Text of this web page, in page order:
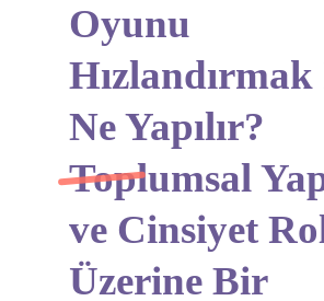
Oyunu
Ne Yapılır?
Toplumsal
ve Cinsiyet
Üzerine Bir